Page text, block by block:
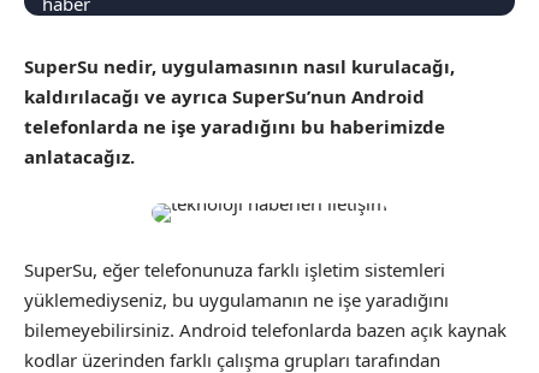
SuperSu nedir, uygulamasının nasıl kurulacağı,
kaldırılacağı ve ayrıca SuperSu’nun Android
telefonlarda ne işe yaradığını bu haberimizde
anlatacağız.
SuperSu, eğer telefonunuza farklı işletim sistemleri
yüklemediyseniz, bu uygulamanın ne işe yaradığını
bilemeyebilirsiniz. Android telefonlarda bazen açık kaynak
kodlar üzerinden farklı çalışma grupları tarafından